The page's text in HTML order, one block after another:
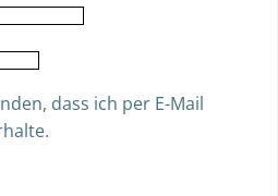
dass ich per E-Mail